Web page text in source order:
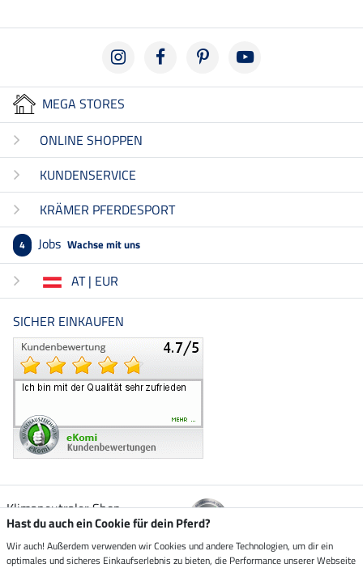
MEGA STORES
ONLINE SHOPPEN
KUNDENSERVICE
KRÄMER PFERDESPORT
4 Jobs Wachse mit uns
AT | EUR
SICHER EINKAUFEN
Klimaneutraler Shop
Zustellung durch
Hast du auch ein Cookie für dein Pferd?
Wir auch! Außerdem verwenden wir Cookies und andere Technologien, um dir ein
optimales und sicheres Einkaufserlebnis zu bieten, die Performance unserer Webseite